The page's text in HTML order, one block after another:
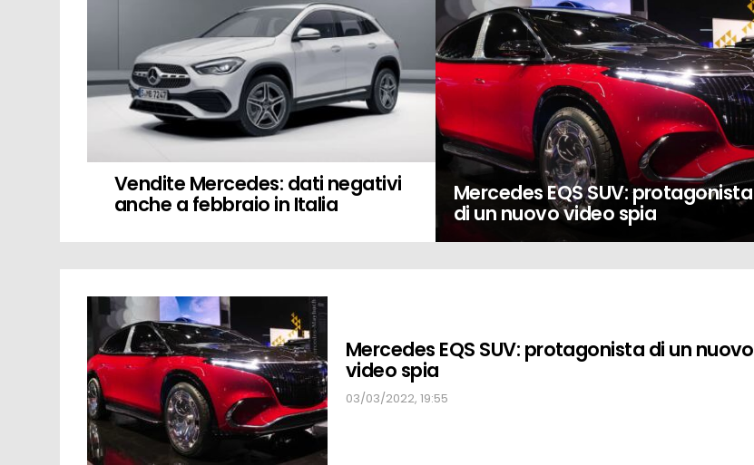
Mercedes EQS SUV: protagonista
di un nuovo video spia
Vendite Mercedes: dati negativi
anche a febbraio in Italia
MORE
STORIES
Mercedes EQS SUV: protagonista di un nuovo
video spia
03/03/2022, 19:55